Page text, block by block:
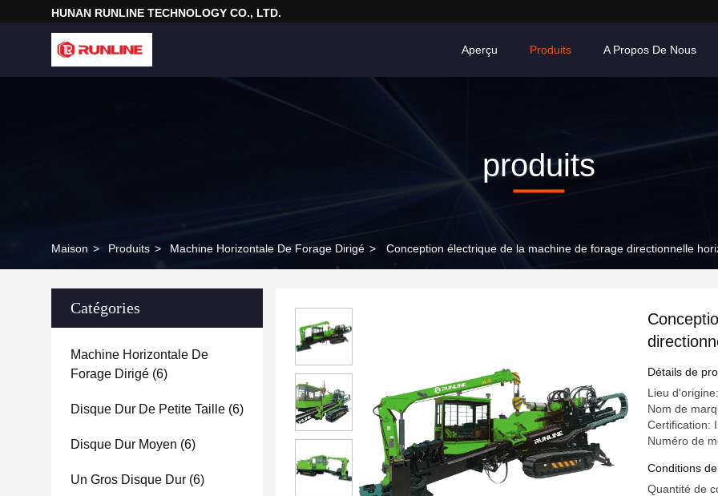
HUNAN RUNLINE TECHNOLOGY CO., LTD.
Aperçu Produits A Propos De Nous
produits
Maison > Produits > Machine Horizontale De Forage Dirigé > Conception électrique de la machine de forage directionnelle
Catégories
Machine Horizontale De
Forage Dirigé (6)
Disque Dur De Petite Taille (6)
Disque Dur Moyen (6)
Un Gros Disque Dur (6)
Détails de
Lieu
Nom de
Certification:
Numéro de
Conditions
Quantité de